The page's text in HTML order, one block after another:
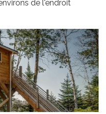
de l'endroit